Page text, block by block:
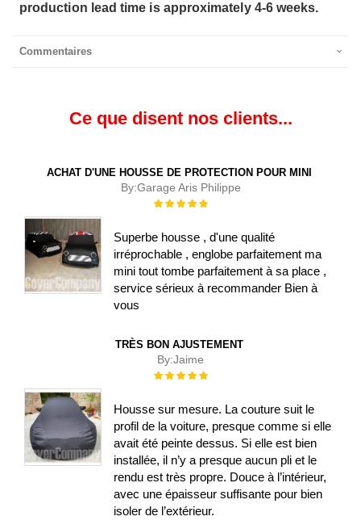
production lead time is approximately 4-6 weeks.
Commentaires
Ce que disent nos clients...
ACHAT D'UNE HOUSSE DE PROTECTION POUR MINI
By:Garage Aris Philippe
Évaluation :
Superbe housse , d'une qualité
irréprochable , englobe parfaitement ma
mini tout tombe parfaitement à sa place ,
service sérieux à recommander Bien à
vous
TRÈS BON AJUSTEMENT
By:Jaime
Évaluation :
Housse sur mesure. La couture suit le
profil de la voiture, presque comme si elle
avait été peinte dessus. Si elle est bien
installée, il n’y a presque aucun pli et le
rendu est très propre. Douce à l’intérieur,
avec une épaisseur suffisante pour bien
isoler de l’extérieur.